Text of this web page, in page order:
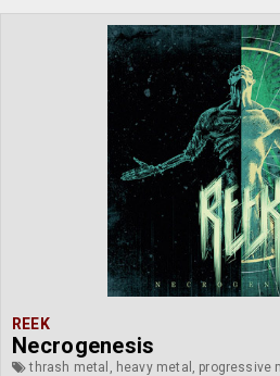
REEK
Necrogenesis
thrash metal, heavy metal, progressive